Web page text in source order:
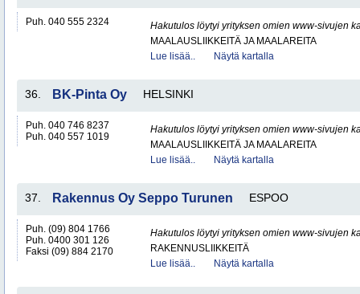
Puh. 040 555 2324
Hakutulos löytyi yrityksen omien www-sivujen
MAALAUSLIIKKEITÄ JA MAALAREITA
Lue lisää..
Näytä kartalla
36. BK-Pinta Oy HELSINKI
Puh. 040 746 8237
Puh. 040 557 1019
Hakutulos löytyi yrityksen omien www-sivujen
MAALAUSLIIKKEITÄ JA MAALAREITA
Lue lisää..
Näytä kartalla
37. Rakennus Oy Seppo Turunen ESPOO
Puh. (09) 804 1766
Puh. 0400 301 126
Faksi (09) 884 2170
Hakutulos löytyi yrityksen omien www-sivujen
RAKENNUSLIIKKEITÄ
Lue lisää..
Näytä kartalla